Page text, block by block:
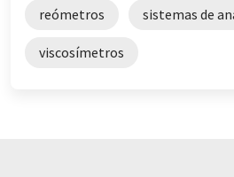
reómetros sistemas de
viscosímetros